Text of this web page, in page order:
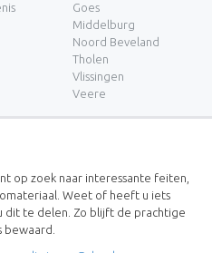
Goes
Middelburg
Noord Beveland
Tholen
Vlissingen
Veere
op zoek naar interessante feiten,
Weet of heeft u iets
dit te delen. Zo blijft de prachtige
bewaard.